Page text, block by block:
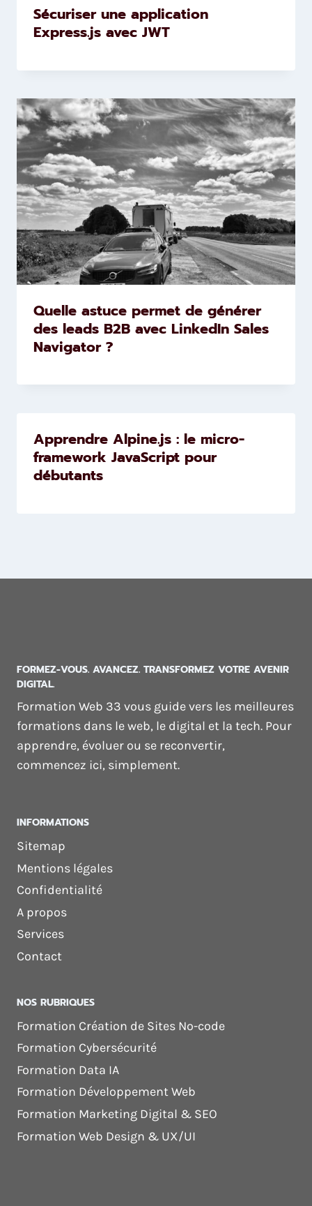
Sécuriser une application
Express.js avec JWT
Quelle astuce permet de générer
des leads B2B avec LinkedIn Sales
Navigator ?
Apprendre Alpine.js : le micro-
framework JavaScript pour
débutants
FORMEZ-VOUS. AVANCEZ. TRANSFORMEZ VOTRE AVENIR
DIGITAL.
Formation Web 33 vous guide vers les meilleures
formations dans le web, le digital et la tech. Pour
apprendre, évoluer ou se reconvertir,
commencez ici, simplement.
INFORMATIONS
Sitemap
Mentions légales
Confidentialité
A propos
Services
Contact
NOS RUBRIQUES
Formation Création de Sites No-code
Formation Cybersécurité
Formation Data IA
Formation Développement Web
Formation Marketing Digital & SEO
Formation Web Design & UX/UI